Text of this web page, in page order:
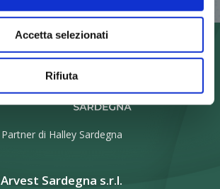
Accetta selezionati
Rifiuta
Partner di Halley Sardegna
Arvest Sardegna s.r.l.